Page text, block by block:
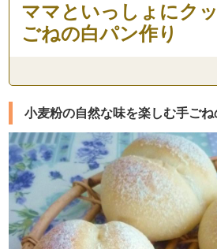
ママといっしょにク
ごねの白パン作り
小麦粉の自然な味を楽しむ手ごね